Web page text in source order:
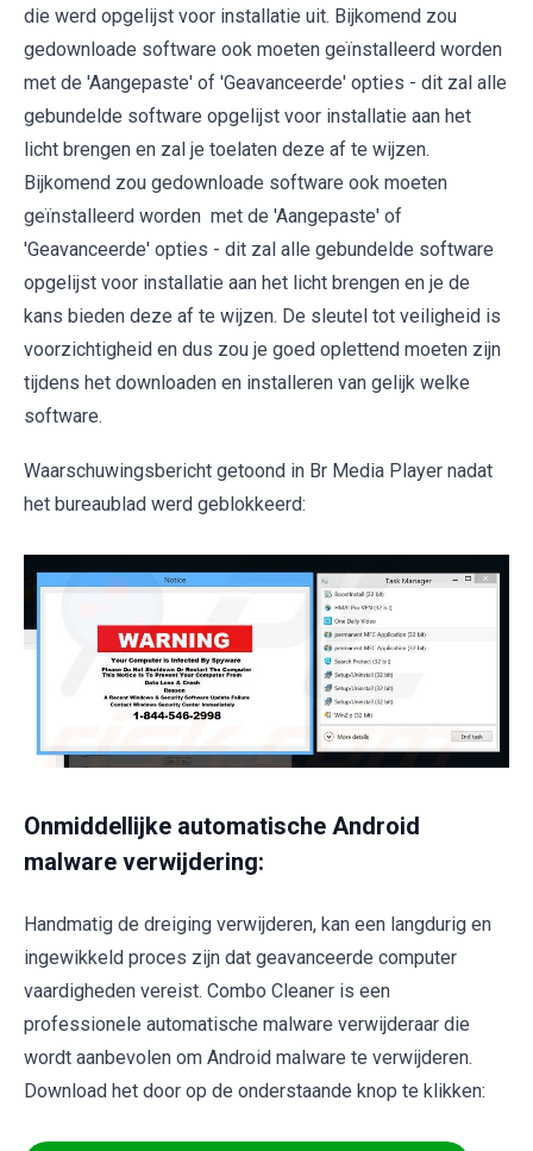
die werd opgelijst voor installatie uit. Bijkomend zou
gedownloade software ook moeten geïnstalleerd worden
met de 'Aangepaste' of 'Geavanceerde' opties - dit zal alle
gebundelde software opgelijst voor installatie aan het
licht brengen en zal je toelaten deze af te wijzen.
Bijkomend zou gedownloade software ook moeten
geïnstalleerd worden met de 'Aangepaste' of
'Geavanceerde' opties - dit zal alle gebundelde software
opgelijst voor installatie aan het licht brengen en je de
kans bieden deze af te wijzen. De sleutel tot veiligheid is
voorzichtigheid en dus zou je goed oplettend moeten zijn
tijdens het downloaden en installeren van gelijk welke
software.
Waarschuwingsbericht getoond in Br Media Player nadat
het bureaublad werd geblokkeerd:
Onmiddellijke automatische Android
malware verwijdering:
Handmatig de dreiging verwijderen, kan een langdurig en
ingewikkeld proces zijn dat geavanceerde computer
vaardigheden vereist. Combo Cleaner is een
professionele automatische malware verwijderaar die
wordt aanbevolen om Android malware te verwijderen.
Download het door op de onderstaande knop te klikken: